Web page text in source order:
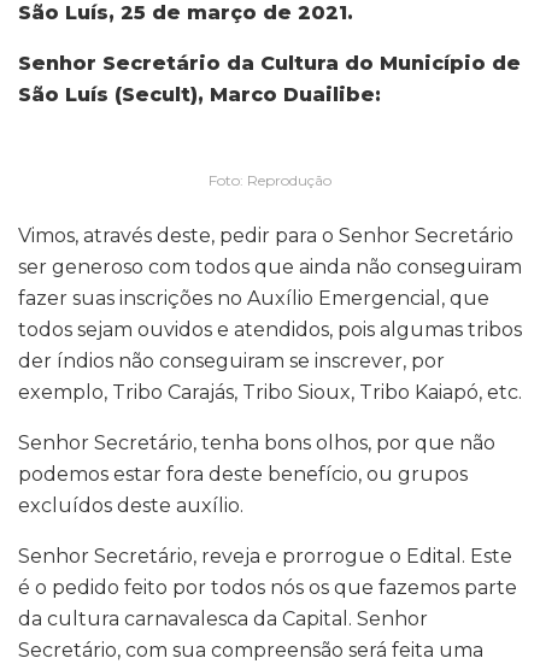
São Luís, 25 de março de 2021.
Senhor Secretário da Cultura do Município de
São Luís (Secult), Marco Duailibe:
Foto: Reprodução
Vimos, através deste, pedir para o Senhor Secretário
ser generoso com todos que ainda não conseguiram
fazer suas inscrições no Auxílio Emergencial, que
todos sejam ouvidos e atendidos, pois algumas tribos
der índios não conseguiram se inscrever, por
exemplo, Tribo Carajás, Tribo Sioux, Tribo Kaiapó, etc.
Senhor Secretário, tenha bons olhos, por que não
podemos estar fora deste benefício, ou grupos
excluídos deste auxílio.
Senhor Secretário, reveja e prorrogue o Edital. Este
é o pedido feito por todos nós os que fazemos parte
da cultura carnavalesca da Capital. Senhor
Secretário, com sua compreensão será feita uma